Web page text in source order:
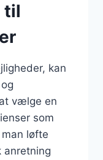
til
kan
vælge en
som
løfte
anretning